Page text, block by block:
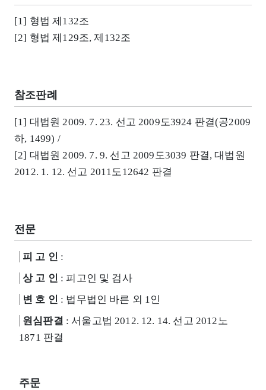
[1] 형법 제132조
[2] 형법 제129조, 제132조
참조판례
[1] 대법원 2009. 7. 23. 선고 2009도3924 판결(공2009
하, 1499) /
[2] 대법원 2009. 7. 9. 선고 2009도3039 판결, 대법원
2012. 1. 12. 선고 2011도12642 판결
전문
피 고 인 :
상 고 인 : 피고인 및 검사
변 호 인 : 법무법인 바른 외 1인
원심판결 : 서울고법 2012. 12. 14. 선고 2012노
1871 판결
주문